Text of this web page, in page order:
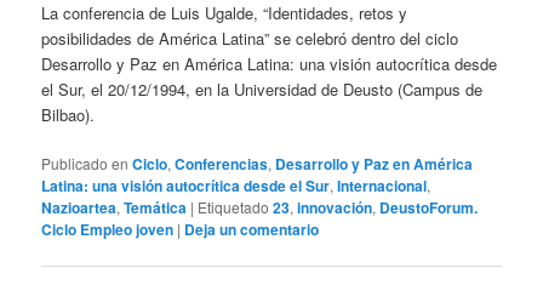
La conferencia de Luis Ugalde, “Identidades, retos y
posibilidades de América Latina” se celebró dentro del ciclo
Desarrollo y Paz en América Latina: una visión autocrítica desde
el Sur, el 20/12/1994, en la Universidad de Deusto (Campus de
Bilbao).
Publicado en Ciclo,Conferencias, Desarrollo y Paz en América
Latina: una visión autocrítica desde el Sur,Internacional,
Nazioartea,Temática | Etiquetado 23,innovación, DeustoForum.
Ciclo Empleo joven | Deja un comentario